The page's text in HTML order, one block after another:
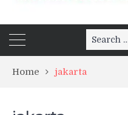
Search
for:
Home jakarta